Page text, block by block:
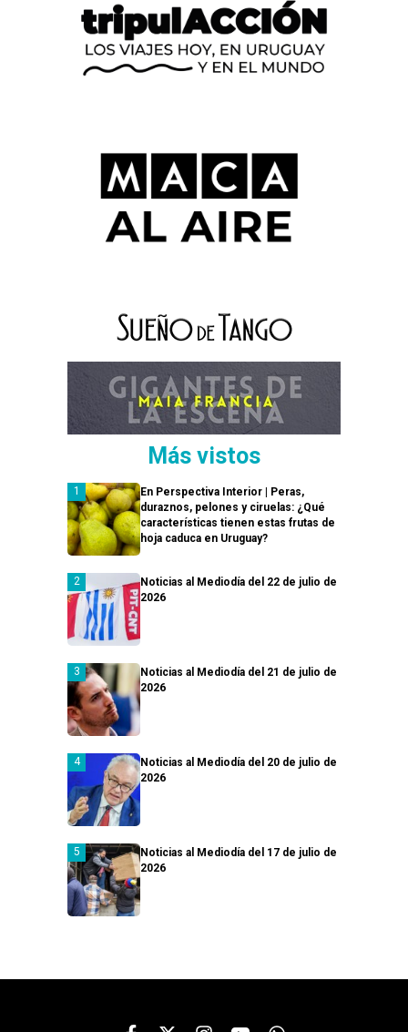
Más vistos
En Perspectiva Interior | Peras,
duraznos, pelones y ciruelas: ¿Qué
características tienen estas frutas de
hoja caduca en Uruguay?
Noticias al Mediodía del 22 de julio de
2026
Noticias al Mediodía del 21 de julio de
2026
Noticias al Mediodía del 20 de julio de
2026
Noticias al Mediodía del 17 de julio de
2026